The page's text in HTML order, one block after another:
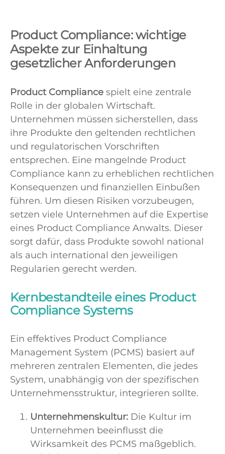
Product Compliance: wichtige
Aspekte zur Einhaltung
gesetzlicher Anforderungen
Product Compliancespielt eine zentrale
Rolle in der globalen Wirtschaft.
Unternehmen müssen sicherstellen, dass
ihre Produkte den geltenden rechtlichen
und regulatorischen Vorschriften
entsprechen. Eine mangelnde Product
Compliance kann zu erheblichen rechtlichen
Konsequenzen und finanziellen Einbußen
führen. Um diesen Risiken vorzubeugen,
setzen viele Unternehmen auf die Expertise
eines Product Compliance Anwalts. Dieser
sorgt dafür, dass Produkte sowohl national
als auch international den jeweiligen
Regularien gerecht werden.
Kernbestandteile eines Product
Compliance Systems
Ein effektives Product Compliance
Management System (PCMS) basiert auf
mehreren zentralen Elementen, die jedes
System, unabhängig von der spezifischen
Unternehmensstruktur, integrieren sollte.
Unternehmenskultur: Die Kultur im
Unternehmen beeinflusst die
Wirksamkeit des PCMS maßgeblich.